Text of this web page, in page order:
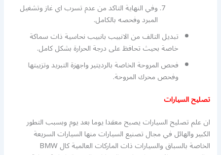
وفي النهاية التاكد من عدم تسرب اي غاز وتشغيل
المبرد وفحصه بالكامل.
تبديل التالف من الانبيب بانبيب نحاسية ذات سماكة
خاصة بحيث تحافظ على درجة الحرارة بشكل كامل.
فحص المروحة الخاصة بالرديتير واجهزة التبريد وتزييتها
وفحص محرك المروحة.
تصليح السيارات
ان علم تصليح السيارات يصبح معقدا يوما بعد يوم وبسبب التطور
الكبير والهائل في مجال تصنيع السيارات منها السيارات السريعة
الخاصة بالسباق والسيارات ذات الماركات العالمية كال BMW